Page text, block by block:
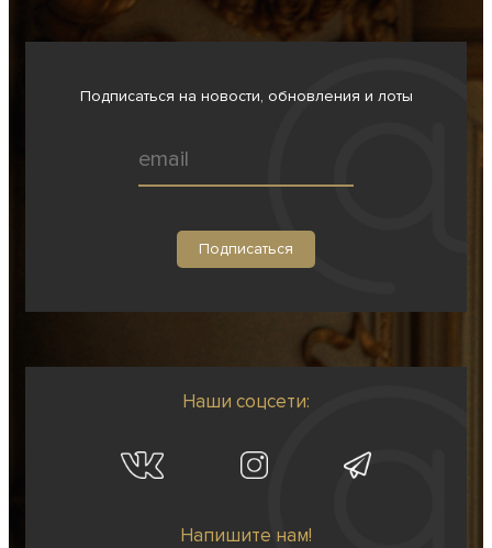
Подписаться на новости, обновления и лоты
Наши соцсети:
Напишите нам!